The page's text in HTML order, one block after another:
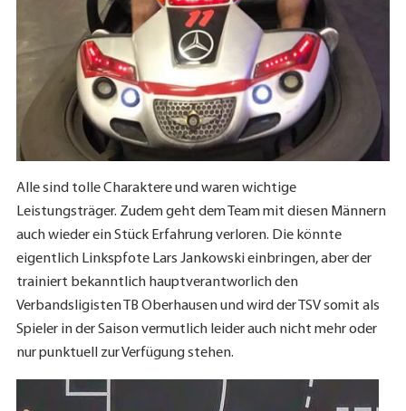
Alle sind tolle Charaktere und waren wichtige
Leistungsträger. Zudem geht dem Team mit diesen Männern
auch wieder ein Stück Erfahrung verloren. Die könnte
eigentlich Linkspfote Lars Jankowski einbringen, aber der
trainiert bekanntlich hauptverantworlich den
Verbandsligisten TB Oberhausen und wird der TSV somit als
Spieler in der Saison vermutlich leider auch nicht mehr oder
nur punktuell zur Verfügung stehen.